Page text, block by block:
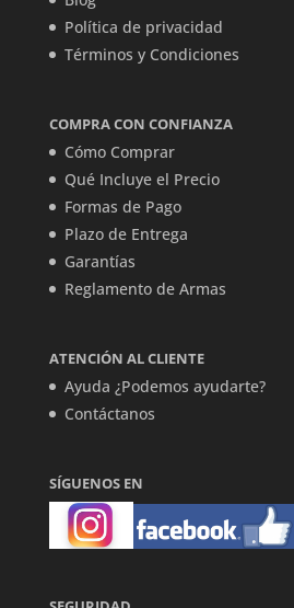
Política de privacidad
Términos y Condiciones
COMPRA CON CONFIANZA
Cómo Comprar
Qué Incluye el Precio
Formas de Pago
Plazo de Entrega
Garantías
Reglamento de Armas
ATENCIÓN AL CLIENTE
Ayuda ¿Podemos ayudarte?
Contáctanos
SÍGUENOS EN